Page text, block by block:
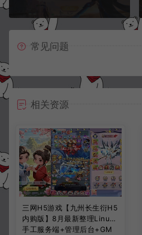
常见问题
相关资源
三网H5游戏【九州长生衍H5
内购版】8月最新整理Linux
手工服务端+管理后台+GM